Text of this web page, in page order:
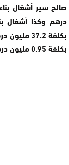
درهم وكذا أشغال
بكلفة
بكلفة 0.95 مليون درهم .